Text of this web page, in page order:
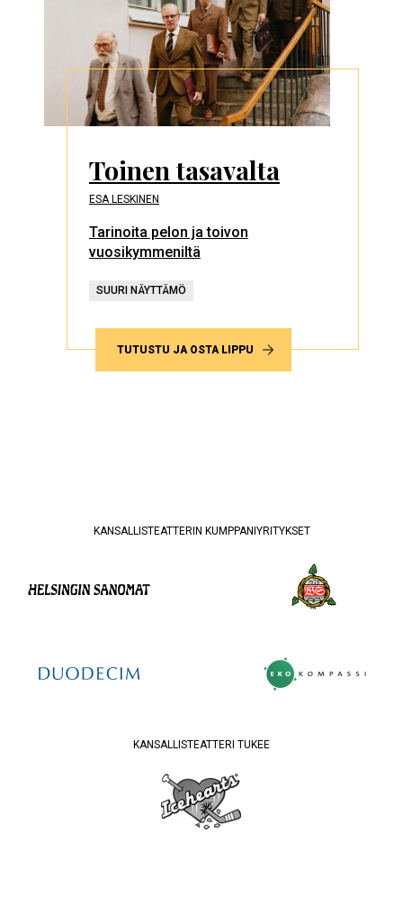
Toinen tasavalta
ESA LESKINEN
Tarinoita pelon ja toivon
vuosikymmeniltä
SUURI NÄYTTÄMÖ
TUTUSTU JA OSTA LIPPU
KANSALLISTEATTERIN KUMPPANIYRITYKSET
KANSALLISTEATTERI TUKEE